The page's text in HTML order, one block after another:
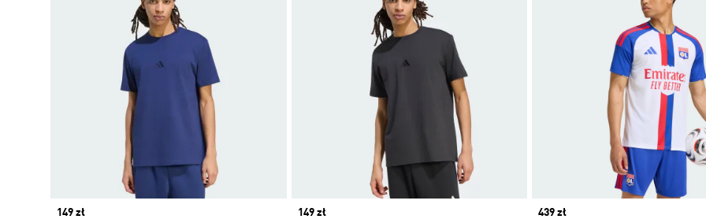
Price
149 zł
Price
149 zł
Price
439 zł